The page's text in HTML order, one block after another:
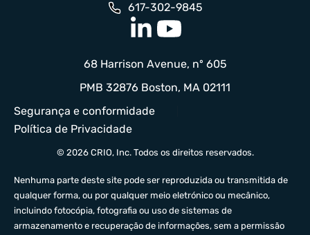
617-302-9845
Segurança e conformidade
Política de Privacidade
© 2026 CRIO, Inc. Todos os direitos reservados.
68 Harrison Avenue, nº 605
PMB 32876 Boston, MA 02111
Nenhuma parte deste site pode ser reproduzida ou transmitida de
qualquer forma, ou por qualquer meio eletrónico ou mecânico,
incluindo fotocópia, fotografia ou uso de sistemas de
armazenamento e recuperação de informações, sem a permissão